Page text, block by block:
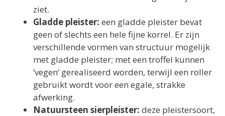
ziet.
Gladde pleister: een gladde pleister bevat
geen of slechts een hele fijne korrel. Er zijn
verschillende vormen van structuur mogelijk
met gladde pleister; met een troffel kunnen
‘vegen’ gerealiseerd worden, terwijl een roller
gebruikt wordt voor een egale, strakke
afwerking.
Natuursteen sierpleister: deze pleistersoort,